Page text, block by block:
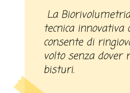
La
tecnica innovativa
consente di
volto senza dover
bisturi.